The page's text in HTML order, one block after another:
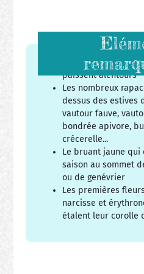
Les troupeaux de
paissent alentours
Les nombreux
dessus des estives
vautour fauve,
bondrée apivore,
crécerelle...
Le bruant jaune
saison au sommet
ou de genévrier
Les premières
narcisse et
étalent leur corolle